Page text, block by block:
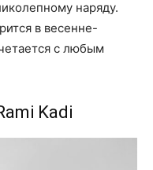
наряду.
в весенне-
с любым
Kadi